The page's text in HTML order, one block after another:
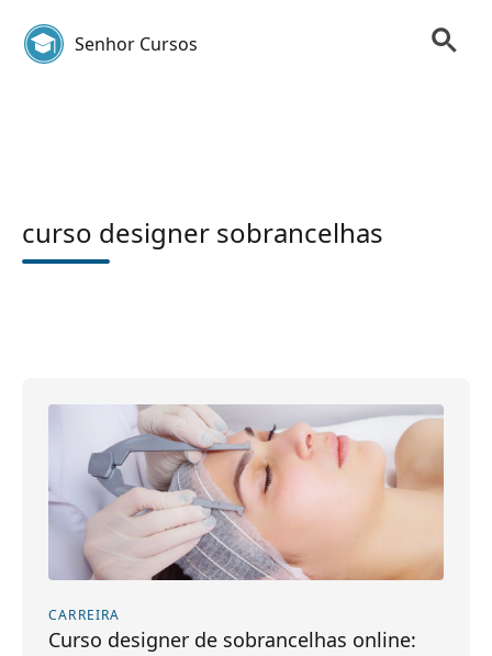
Senhor Cursos
curso designer sobrancelhas
CARREIRA
Curso designer de sobrancelhas online: